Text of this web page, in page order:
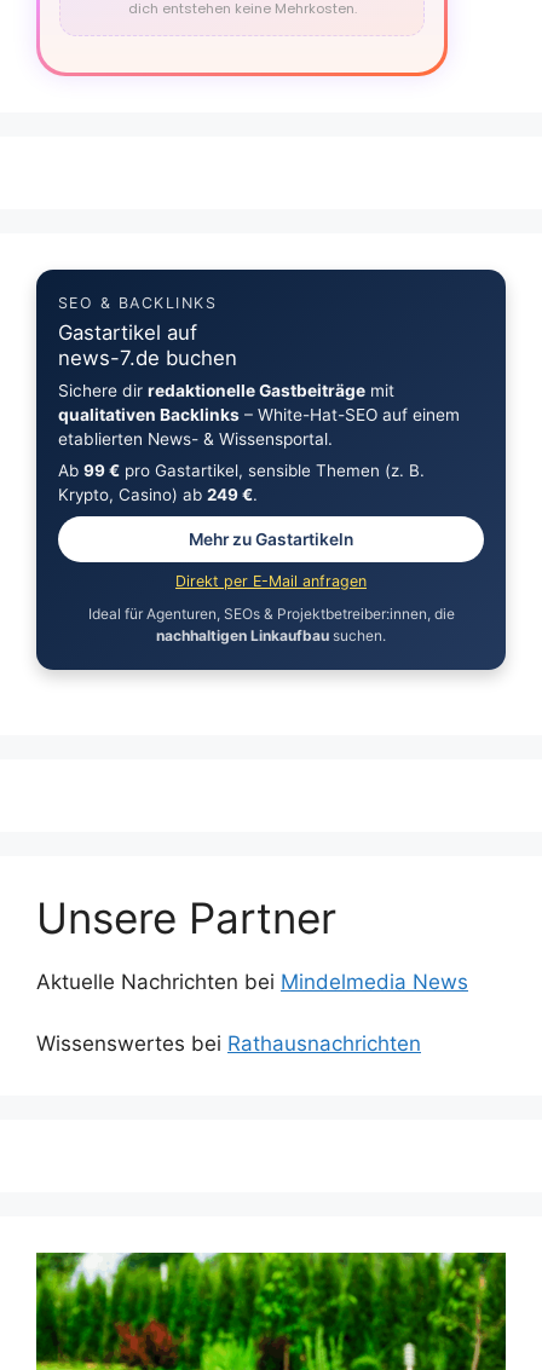
dich entstehen keine Mehrkosten.
SEO & BACKLINKS
Gastartikel auf
news-7.de buchen
Sichere dir redaktionelle Gastbeiträgemit
qualitativen Backlinks– White-Hat-SEO auf einem
etablierten News- & Wissensportal.
Ab 99 €pro Gastartikel, sensible Themen (z. B.
Krypto, Casino) ab 249 €.
Mehr zu Gastartikeln
Direkt per E-Mail anfragen
Ideal für Agenturen, SEOs & Projektbetreiber:innen, die
nachhaltigen Linkaufbau suchen.
Unsere Partner
Aktuelle Nachrichten bei Mindelmedia News
Wissenswertes bei Rathausnachrichten